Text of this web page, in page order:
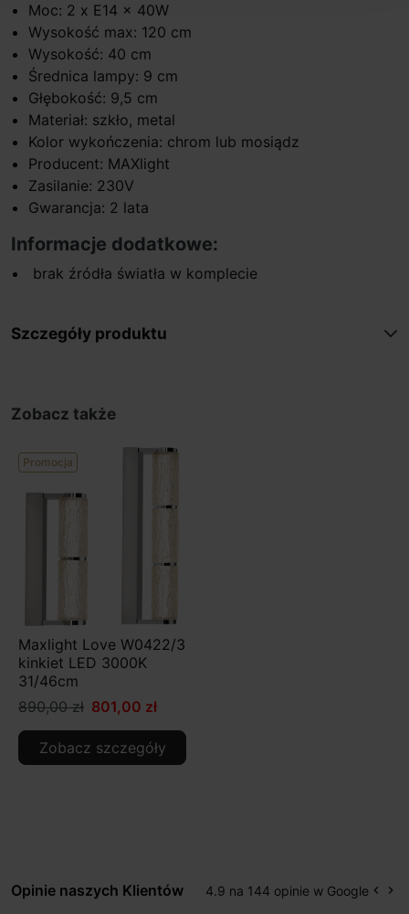
Moc: 2 x E14 x 40W
Wysokość max: 120 cm
Wysokość: 40 cm
Średnica lampy: 9 cm
Głębokość: 9,5 cm
Materiał: szkło, metal
Kolor wykończenia: chrom lub mosiądz
Producent: MAXlight
Zasilanie: 230V
Gwarancja: 2 lata
Informacje dodatkowe:
brak źródła światła w komplecie
Szczegóły produktu
Zobacz także
Promocja
Maxlight Love W0422/3
kinkiet LED 3000K
31/46cm
890,00 zł 801,00 zł
Zobacz szczegóły
Opinie naszych Klientów 4.9 na 144 opinie w Google keyboard_arrow_left keyboard_arrow_right